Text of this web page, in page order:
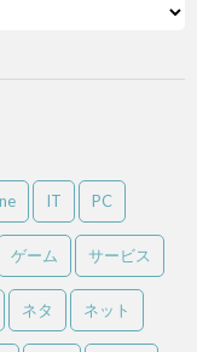
IT PC
ゲーム サービス
ネタ ネット